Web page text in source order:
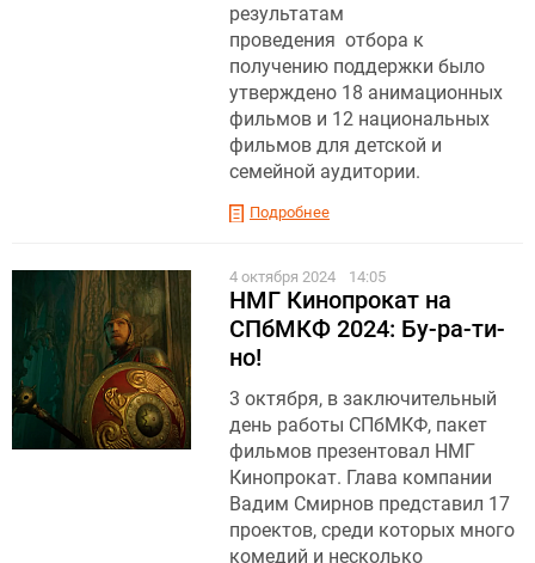
результатам
проведения отбора к
получению поддержки было
утверждено 18 анимационных
фильмов и 12 национальных
фильмов для детской и
семейной аудитории.
Подробнее
4 октября 2024 14:05
НМГ Кинопрокат на
СПбМКФ 2024: Бу-ра-ти-
но!
3 октября, в заключительный
день работы СПбМКФ, пакет
фильмов презентовал НМГ
Кинопрокат. Глава компании
Вадим Смирнов представил 17
проектов, среди которых много
комедий и несколько